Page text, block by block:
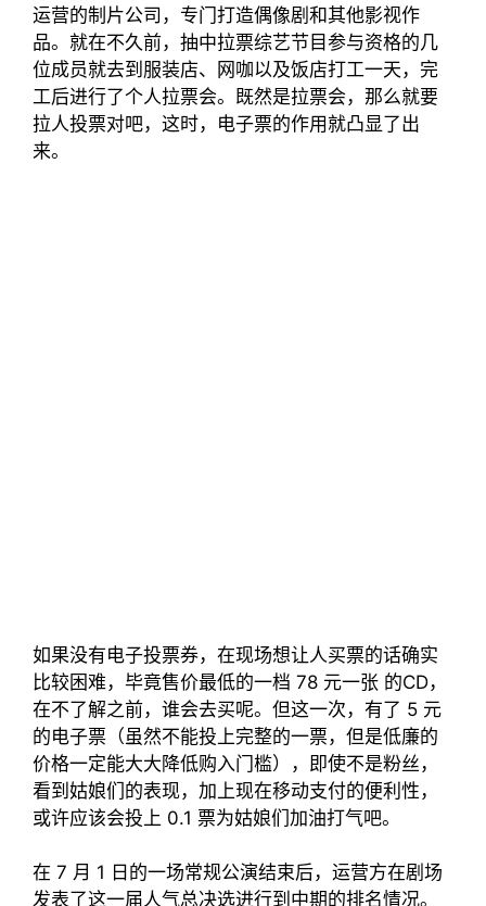
运营的制片公司，专门打造偶像剧和其他影视作
品。就在不久前，抽中拉票综艺节目参与资格的几
位成员就去到服装店、网咖以及饭店打工一天，完
工后进行了个人拉票会。既然是拉票会，那么就要
拉人投票对吧，这时，电子票的作用就凸显了出
来。
如果没有电子投票券，在现场想让人买票的话确实
比较困难，毕竟售价最低的一档 78 元一张 的CD，
在不了解之前，谁会去买呢。但这一次，有了 5 元
的电子票（虽然不能投上完整的一票，但是低廉的
价格一定能大大降低购入门槛），即使不是粉丝，
看到姑娘们的表现，加上现在移动支付的便利性，
或许应该会投上 0.1 票为姑娘们加油打气吧。
在 7 月 1 日的一场常规公演结束后，运营方在剧场
发表了这一届人气总决选进行到中期的排名情况。